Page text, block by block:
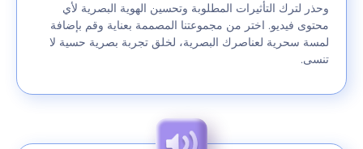
وحذر لترك التأثيرات المطلوبة وتحسين الهوية البصرية لأي
محتوى فيديو. اختر من مجموعتنا المصممة بعناية وقم بإضافة
لمسة سحرية لعناصرك البصرية، لخلق تجربة بصرية حسية لا
تنسى.